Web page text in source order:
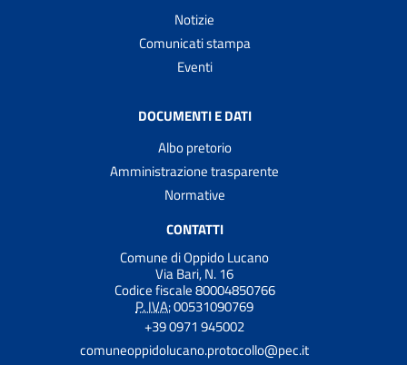
Notizie
Comunicati stampa
Eventi
DOCUMENTI E DATI
Albo pretorio
Amministrazione trasparente
Normative
CONTATTI
Comune di Oppido Lucano
Via Bari, N. 16
Codice fiscale 80004850766
P. IVA:00531090769
+39 0971 945002
comuneoppidolucano.protocollo@pec.it